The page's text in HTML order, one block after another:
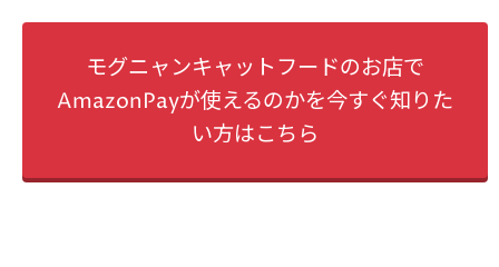
モグニャンキャットフードのお店で
AmazonPayが使えるのかを今すぐ知りた
い方はこちら